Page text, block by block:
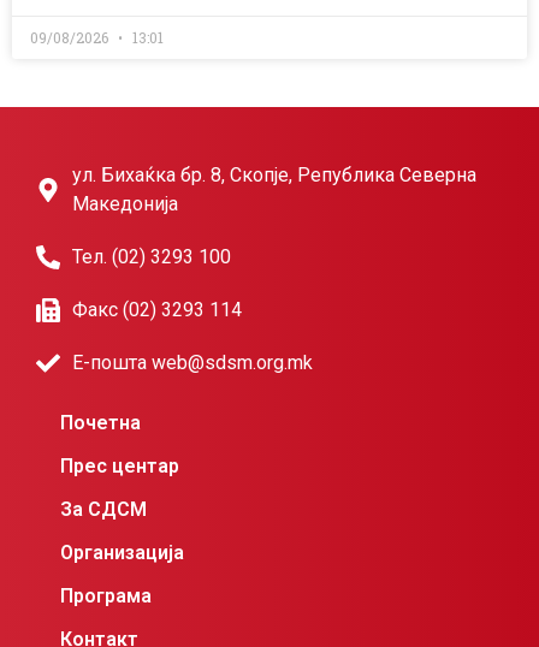
09/08/2026 13:01
ул. Бихаќка бр. 8, Скопје, Република Северна
Македонија
Тел. (02) 3293 100
Факс (02) 3293 114
Е-пошта web@sdsm.org.mk
Почетна
Прес центар
За СДСМ
Организација
Програма
Контакт